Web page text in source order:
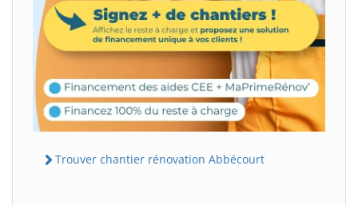
Trouver chantier rénovation Abbécourt